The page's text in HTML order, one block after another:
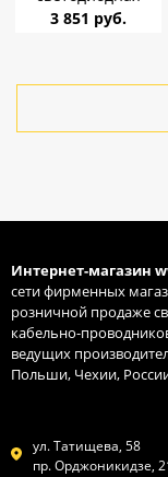
CAMELION KD-860
сенсор, диммер,
3 851 руб.
Интернет-магазин
сети фирменных
розничной продаже
кабельно-
ведущих
Польши, Чехии,
ул. Татищева, 58
пр. Орджоникидзе,